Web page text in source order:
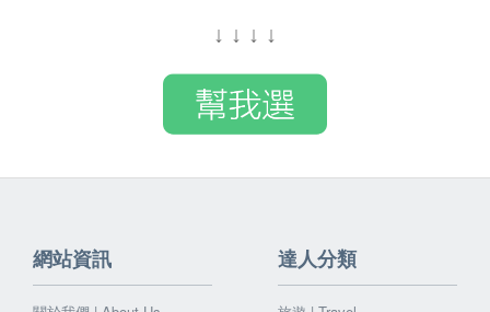
↓ ↓ ↓ ↓
網站資訊 達人分類